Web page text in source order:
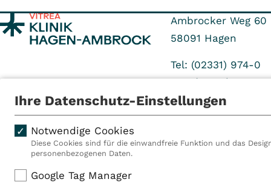
Ambrocker Weg 60
58091 Hagen
Tel: (02331) 974-0
Fax: (02331) 974-11
Ihre Datenschutz-Einstellungen
Notwendige Cookies
Diese Cookies sind für die einwandfreie Funktion und das
personenbezogenen Daten.
Google Tag Manager